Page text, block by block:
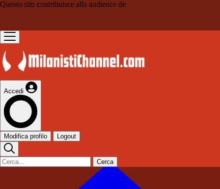
Questo sito contribuisce alla audience de
Accedi
Modifica profilo Logout
Cerca